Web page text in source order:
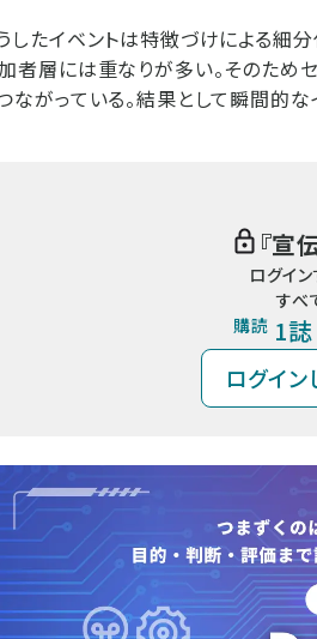
したイベントは特徴づけによる細
者層には重なりが多い。そのため
ながっている。結果として瞬間的
『宣
ログイ
すべ
購読 1誌
ログイン